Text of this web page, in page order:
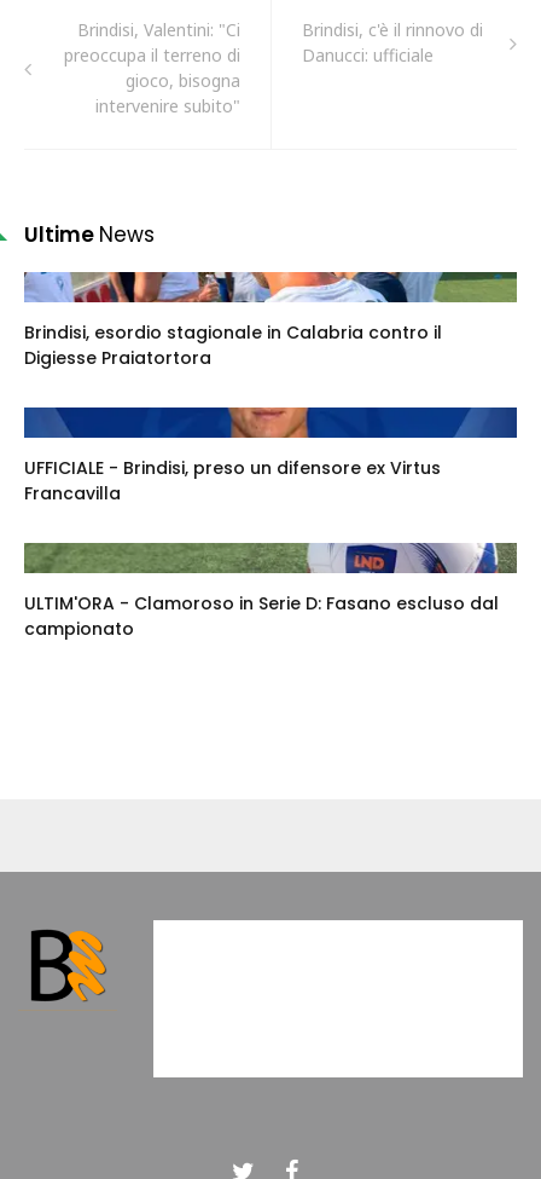
Brindisi, Valentini: "Ci
preoccupa il terreno di
gioco, bisogna
intervenire subito"
Brindisi, c'è il rinnovo di
Danucci: ufficiale
Ultime News
Brindisi, esordio stagionale in Calabria contro il
Digiesse Praiatortora
UFFICIALE - Brindisi, preso un difensore ex Virtus
Francavilla
ULTIM'ORA - Clamoroso in Serie D: Fasano escluso dal
campionato